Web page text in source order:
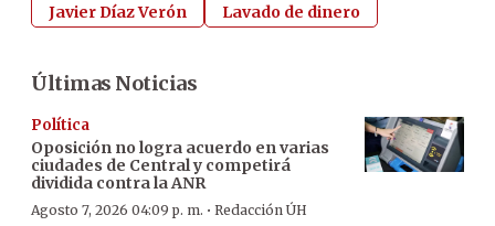
Javier Díaz Verón Lavado de dinero
Últimas Noticias
Política
Oposición no logra acuerdo en varias
ciudades de Central y competirá
dividida contra la ANR
Agosto 7, 2026 04:09 p. m. · Redacción ÚH